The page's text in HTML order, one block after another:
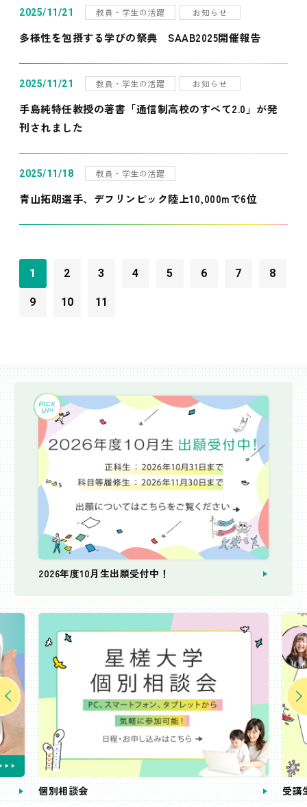
2025/11/21 教員・学生の活躍 お知らせ
多様性を包摂する学びの祭典 SAAB2025開催報告
2025/11/21 教員・学生の活躍 お知らせ
手島純特任教授の著書「通信制高校のすべて2.0」が発
刊されました
2025/11/18 教員・学生の活躍
青山拓朗選手、デフリンピック陸上10,000mで6位
1 2 3 4 5 6 7 8
9 10 11
2026年度10月生出願受付中！
個別相談会 受講